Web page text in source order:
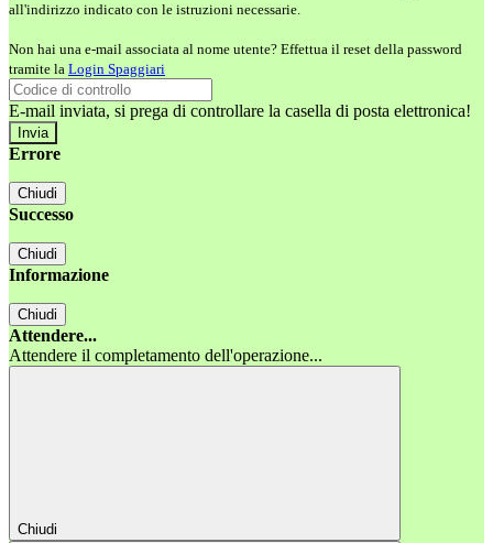
all'indirizzo indicato con le istruzioni necessarie.
Non hai una e-mail associata al nome utente? Effettua il reset della password
tramite la Login Spaggiari
E-mail inviata, si prega di controllare la casella di posta elettronica!
Errore
Chiudi
Successo
Chiudi
Informazione
Chiudi
Attendere...
Attendere il completamento dell'operazione...
Chiudi